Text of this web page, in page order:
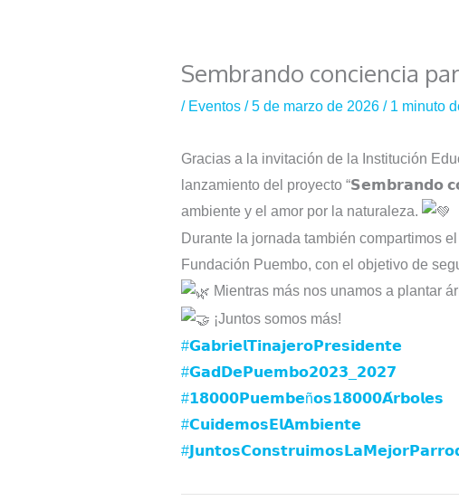
Sembrando conciencia
/ Eventos /5 de marzo de 2026 / 1 minuto
Gracias a la invitación de la Institución
lanzamiento del proyecto “𝗦𝗲𝗺𝗯𝗿𝗮𝗻𝗱𝗼
ambiente y el amor por la naturaleza.
Durante la jornada también
Fundación Puembo, con el objetivo de
Mientras más nos unamos a plantar
¡Juntos somos más!
#𝗚𝗮𝗯𝗿𝗶𝗲𝗹𝗧𝗶𝗻𝗮𝗷𝗲𝗿𝗼𝗣𝗿𝗲𝘀𝗶𝗱𝗲𝗻𝘁𝗲
#𝗚𝗮𝗱𝗗𝗲𝗣𝘂𝗲𝗺𝗯𝗼𝟮𝟬𝟮𝟯_𝟮𝟬𝟮𝟳
#𝟭𝟴𝟬𝟬𝟬𝗣𝘂𝗲𝗺𝗯𝗲ñ𝗼𝘀𝟭𝟴𝟬𝟬𝟬𝗔́𝗿𝗯𝗼𝗹𝗲𝘀
#𝗖𝘂𝗶𝗱𝗲𝗺𝗼𝘀𝗘𝗹𝗔𝗺𝗯𝗶𝗲𝗻𝘁𝗲